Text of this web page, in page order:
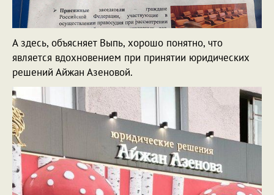
А здесь, объясняет Выпь, хорошо понятно, что
является вдохновением при принятии юридических
решений Айжан Азеновой.